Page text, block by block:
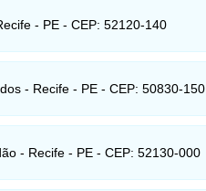
- PE - CEP: 52120-140
- Recife - PE - CEP: 50830-150
- Recife - PE - CEP: 52130-000